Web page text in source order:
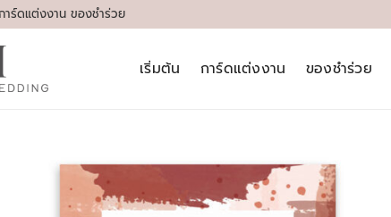
ร์ดแต่งงาน ของชำร่วย
เริ่มต้น การ์ดแต่งงาน ของชำร่วย